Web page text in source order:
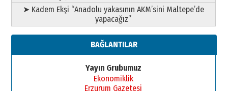
➤ Kadem Ekşi “Anadolu yakasının AKM’sini Maltepe’de
yapacağız”
BAĞLANTILAR
Yayın Grubumuz
Ekonomiklik
Erzurum Gazetesi